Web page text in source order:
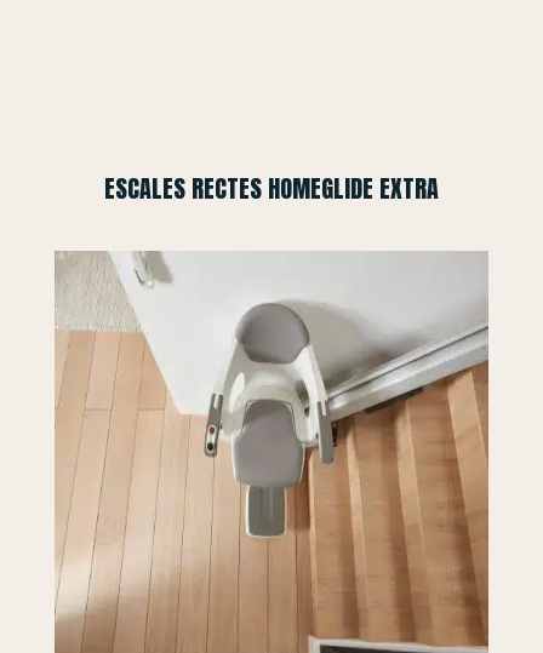
ESCALES RECTES HOMEGLIDE EXTRA